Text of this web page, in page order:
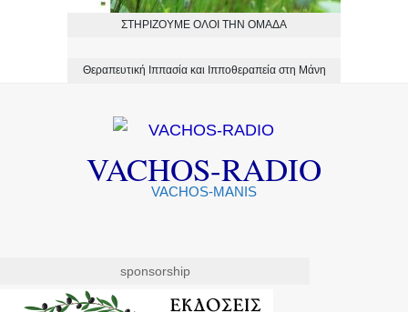
ΣΤΗΡΙΖΟΥΜΕ ΟΛΟΙ ΤΗΝ ΟΜΑΔΑ
Θεραπευτική Ιππασία και Ιπποθεραπεία στη Μάνη
VACHOS-RADIO
VACHOS-MANIS
sponsorship